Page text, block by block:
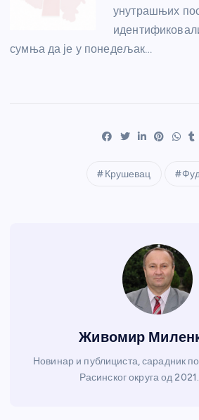
унутрашњих
сумња да је у понедељак…
Крушевац
Живомир
Новинар и публициста, сарадник
Расинског округа од